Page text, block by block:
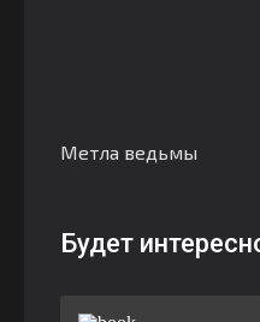
Метла ведьмы
Будет